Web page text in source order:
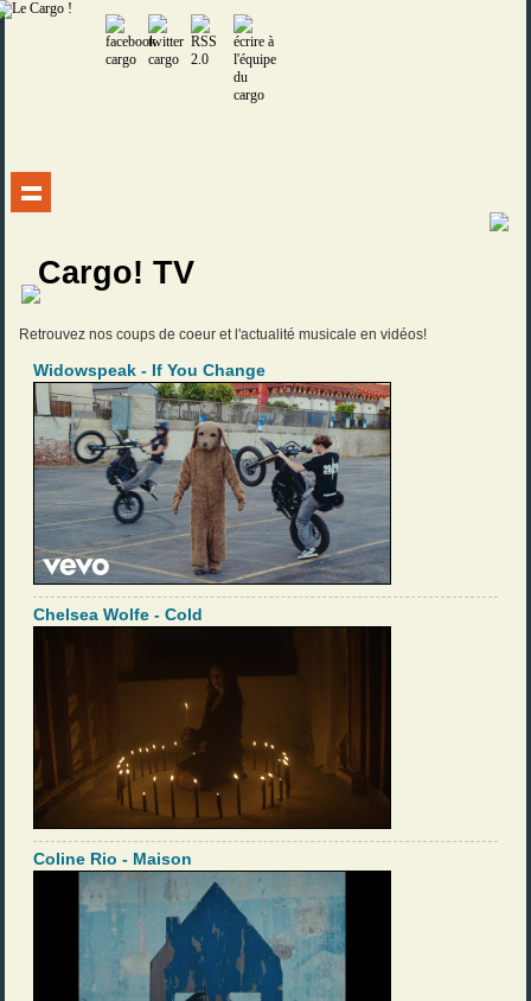
Cargo! TV
Retrouvez nos coups de coeur et l'actualité musicale en vidéos!
Widowspeak - If You Change
Chelsea Wolfe - Cold
Coline Rio - Maison